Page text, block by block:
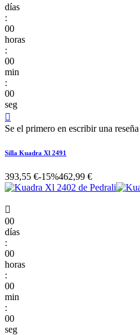
días
:
00
horas
:
00
min
:
00
seg

Se el primero en escribir una reseña
Silla Kuadra Xl 2491
393,55 €-15%462,99 €

00
días
:
00
horas
:
00
min
:
00
seg